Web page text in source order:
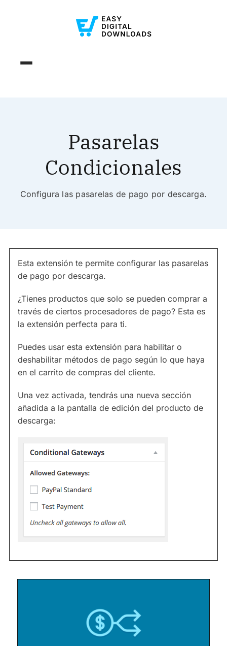
Pasarelas
Condicionales
Configura las pasarelas de pago por descarga.
Esta extensión te permite configurar las pasarelas
de pago por descarga.
¿Tienes productos que solo se pueden comprar a
través de ciertos procesadores de pago? Esta es
la extensión perfecta para ti.
Puedes usar esta extensión para habilitar o
deshabilitar métodos de pago según lo que haya
en el carrito de compras del cliente.
Una vez activada, tendrás una nueva sección
añadida a la pantalla de edición del producto de
descarga: